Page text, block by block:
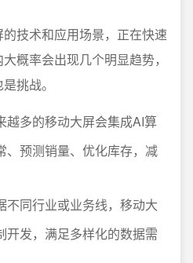
技术和应用场景，正在快速
概率会出现几个明显趋势，
挑战。
越多的移动大屏会集成AI算
、预测销量、优化库存，减
不同行业或业务线，移动大
开发，满足多样化的数据需